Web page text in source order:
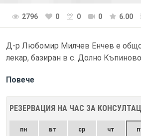
2796 0 0 0 6.00
Д-р Любомир Милчев Енчев е
лекар, базиран в с. Долно
Повече
РЕЗЕРВАЦИЯ НА ЧАС ЗА
пн вт ср чт